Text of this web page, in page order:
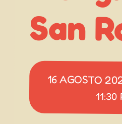
San
16 AGOSTO
11:30